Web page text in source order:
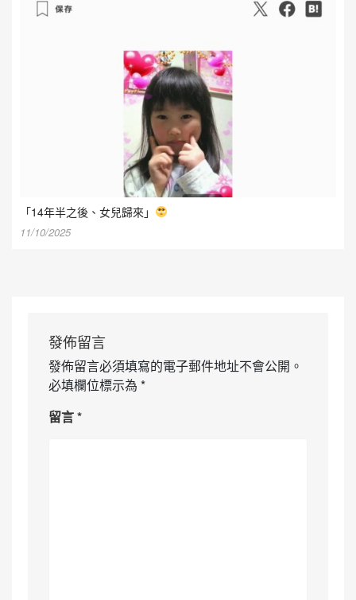
「14年半之後、女兒歸來」
11/10/2025
發佈留言
發佈留言必須填寫的電子郵件地址不會公開。
必填欄位標示為 *
留言*